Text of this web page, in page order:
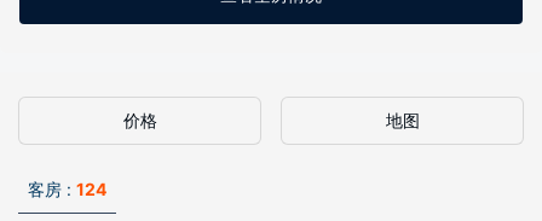
价格 地图
客房 : 124